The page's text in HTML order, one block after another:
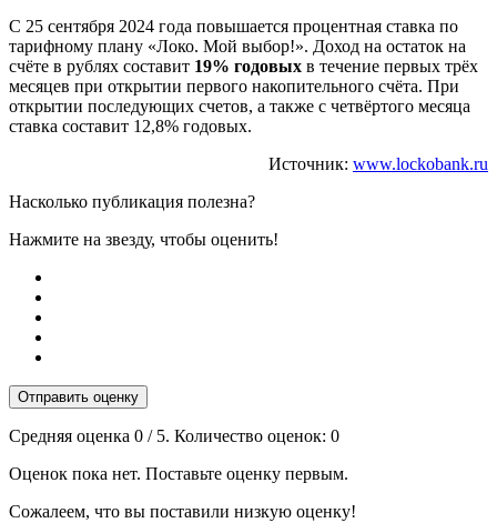
С 25 сентября 2024 года повышается процентная ставка по
тарифному плану «Локо. Мой выбор!». Доход на остаток на
счёте в рублях составит 19% годовых в течение первых трёх
месяцев при открытии первого накопительного счёта. При
открытии последующих счетов, а также с четвёртого месяца
ставка составит 12,8% годовых.
Источник: www.lockobank.ru
Насколько публикация полезна?
Нажмите на звезду, чтобы оценить!
Отправить оценку
Средняя оценка 0 / 5. Количество оценок: 0
Оценок пока нет. Поставьте оценку первым.
Сожалеем, что вы поставили низкую оценку!